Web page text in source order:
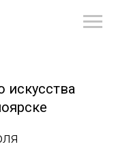
искусства